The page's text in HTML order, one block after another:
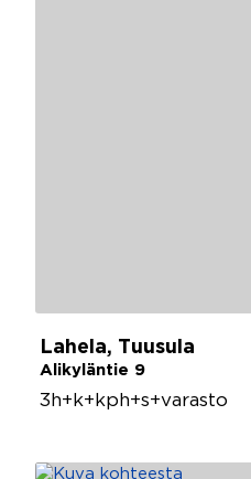
Lahela, Tuusula
Alikyläntie 9
3h+k+kph+s+varasto